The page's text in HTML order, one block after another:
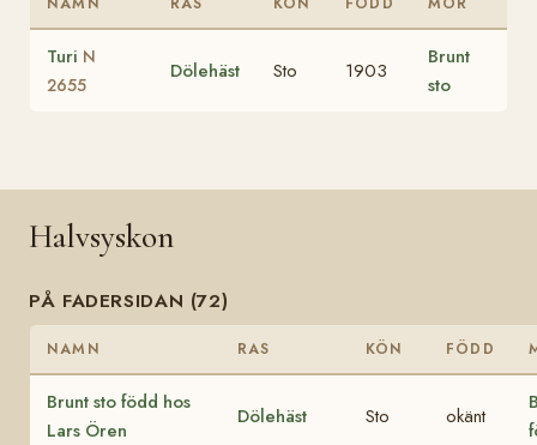
Turi N
2655
Dölehäst Sto 1903
Brunt
sto
Halvsyskon
PÅ FADERSIDAN (72)
NAMN RAS KÖN FÖDD
Brunt sto född hos
Lars Ören
Dölehäst Sto okänt